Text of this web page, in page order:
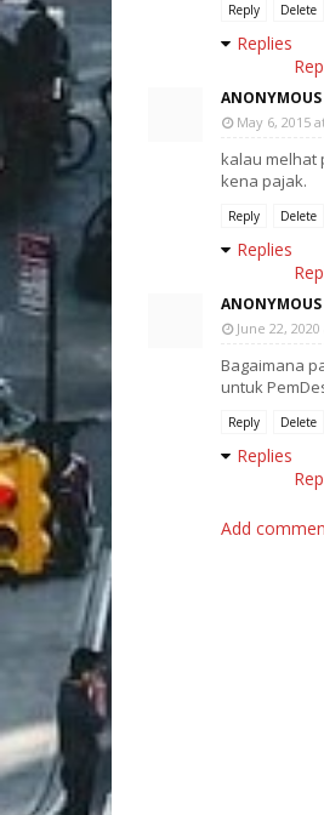
Reply Delete
Replies
ANONYMOUS
May 6, 2015
kalau melhat
kena pajak.
Reply Delete
Replies
ANONYMOUS
June 22,
Bagaimana
untuk
Reply Delete
Replies
Add